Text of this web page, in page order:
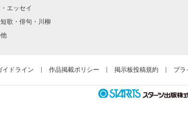
エッセイ
歌・俳句・川柳
イドライン 作品掲載ポリシー 掲示板投稿規約 プラ